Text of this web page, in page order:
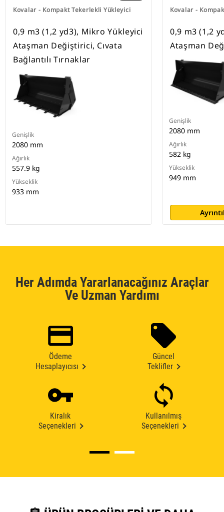
Kovalar - Kompakt Tekerlekli Yükleyici
0,9 m3 (1,2 yd3), Mikro Yükleyici
Ataşman Değiştirici, Cıvata
Bağlantılı Tırnaklar
Genişlik
2080 mm
Ağırlık
557.9 kg
Yükseklik
933 mm
Kovalar -
0,9 m3 (1,2
Ataşman
Genişlik
2080 mm
Ağırlık
582 kg
Yükseklik
949 mm
Her Adımda Yararlanacağınız Araçlar
Ve Uzman Yardımı
Ödeme
Hesaplayıcısı
Güncel
Teklifler
Kiralık
Seçenekleri
Kullanılmış
Seçenekleri